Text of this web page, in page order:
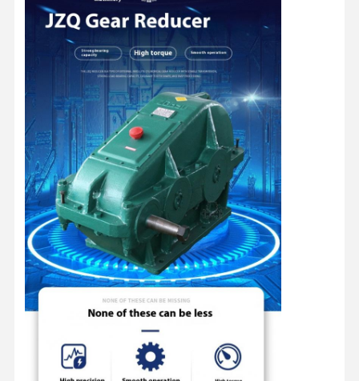
Страница
Продукция О Компании